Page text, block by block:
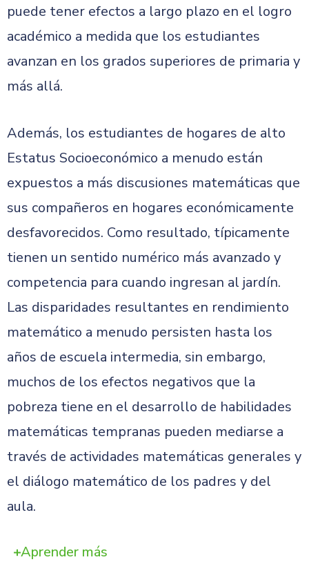
puede tener efectos a largo plazo en el logro
académico a medida que los estudiantes
avanzan en los grados superiores de primaria y
más allá.
Además, los estudiantes de hogares de alto
Estatus Socioeconómico a menudo están
expuestos a más discusiones matemáticas que
sus compañeros en hogares económicamente
desfavorecidos. Como resultado, típicamente
tienen un sentido numérico más avanzado y
competencia para cuando ingresan al jardín.
Las disparidades resultantes en rendimiento
matemático a menudo persisten hasta los
años de escuela intermedia, sin embargo,
muchos de los efectos negativos que la
pobreza tiene en el desarrollo de habilidades
matemáticas tempranas pueden mediarse a
través de actividades matemáticas generales y
el diálogo matemático de los padres y del
aula.
Aprender más